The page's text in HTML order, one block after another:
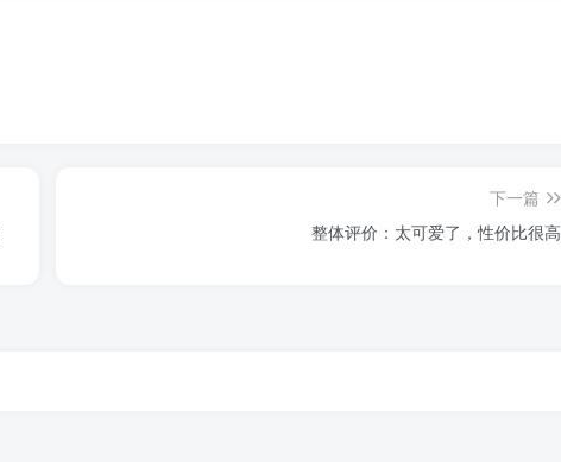
下一篇
整体评价：太可爱了，性价比很高